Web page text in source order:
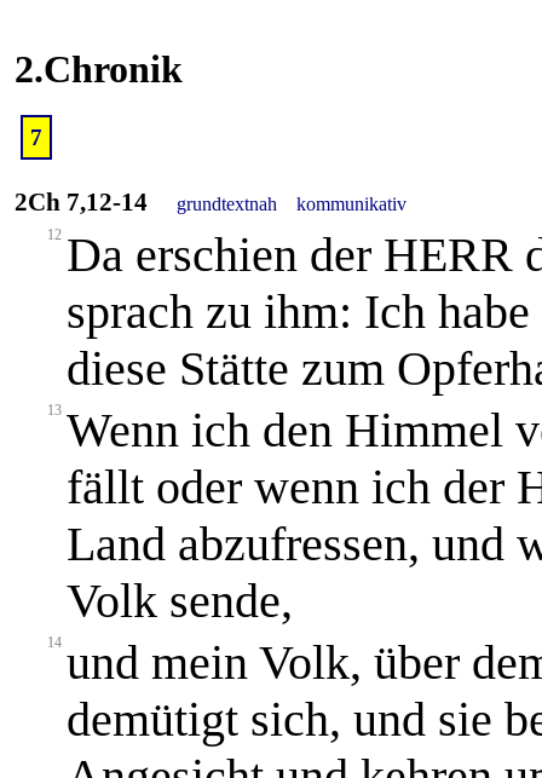
2.Chronik
7
2Ch 7,12-14 grundtextnah kommunikativ
12 Da erschien der HERR
sprach zu ihm: Ich
diese Stätte zum
13 Wenn ich den Himmel
fällt oder wenn ich der
Land abzufressen, und
Volk sende,
14 und mein Volk, über
demütigt sich, und sie